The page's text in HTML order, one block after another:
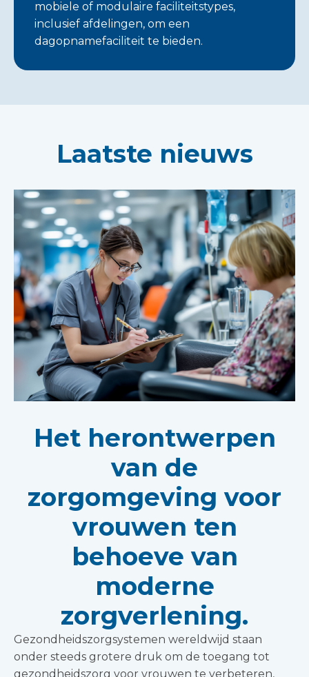
mobiele of modulaire faciliteitstypes,
inclusief afdelingen, om een
dagopnamefaciliteit te bieden.
Laatste nieuws
Het herontwerpen
van de
zorgomgeving voor
vrouwen ten
behoeve van
moderne
zorgverlening.
Gezondheidszorgsystemen wereldwijd staan
onder steeds grotere druk om de toegang tot
gezondheidszorg voor vrouwen te verbeteren,